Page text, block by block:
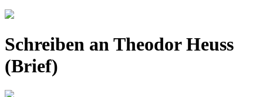
Jump to navigation
Schreiben an Theodor Heuss
(Brief)